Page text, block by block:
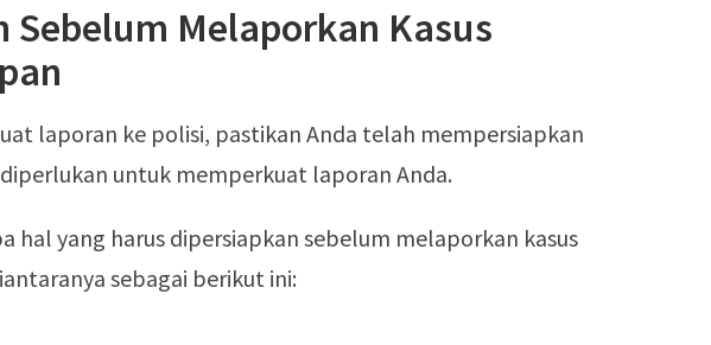
Sebelum Melaporkan Kasus
laporan ke polisi, pastikan Anda telah mempersiapkan
untuk memperkuat laporan Anda.
hal yang harus dipersiapkan sebelum melaporkan kasus
sebagai berikut ini: